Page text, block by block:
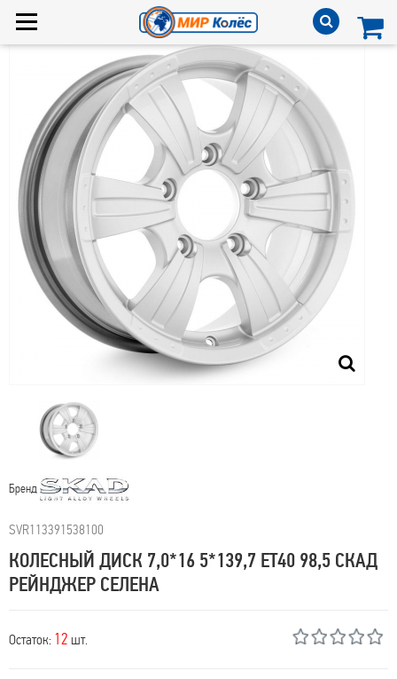
Бренд
SVR113391538100
КОЛЕСНЫЙ ДИСК 7,0*16 5*139,7 ET40 98,5 СКАД
РЕЙНДЖЕР СЕЛЕНА
Остаток: 12 шт.